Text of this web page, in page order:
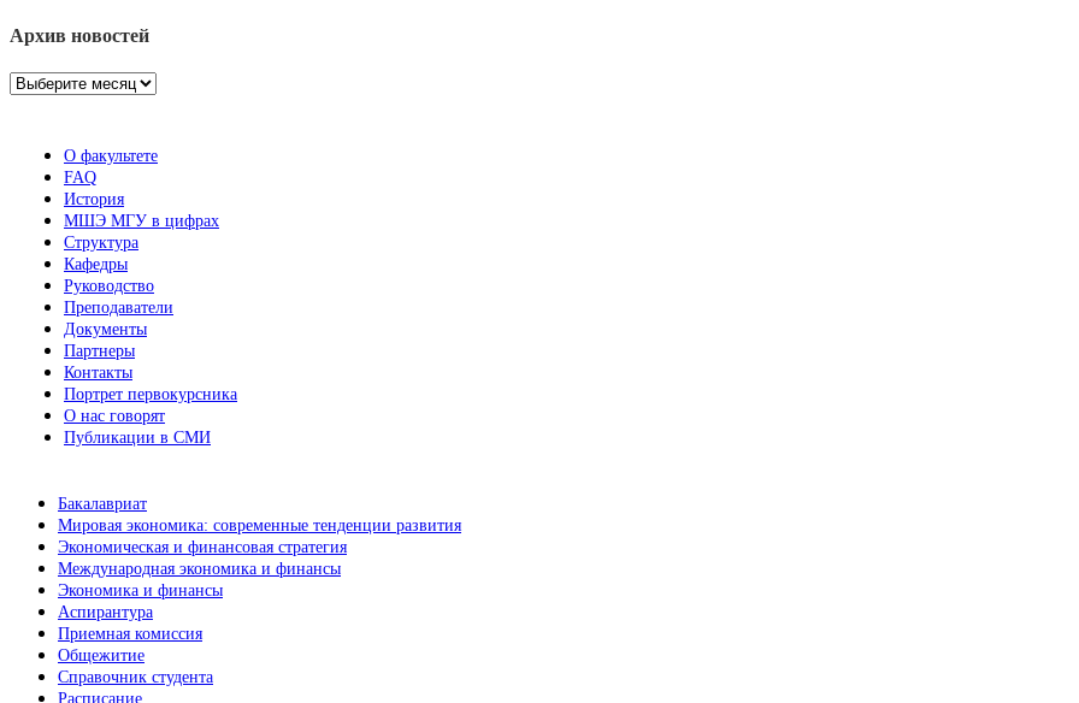
Архив новостей
Архив
О факультете
FAQ
История
МШЭ МГУ в цифрах
Структура
Кафедры
Руководство
Преподаватели
Документы
Партнеры
Контакты
Портрет первокурсника
О нас говорят
Публикации в СМИ
Бакалавриат
Мировая экономика: современные тенденции развития
Экономическая и финансовая стратегия
Международная экономика и финансы
Экономика и финансы
Аспирантура
Приемная комиссия
Общежитие
Справочник студента
Расписание